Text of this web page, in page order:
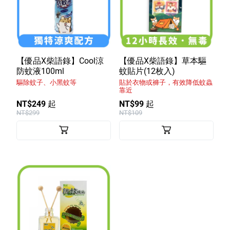
【優品X柴語錄】Cool涼
防蚊液100ml
驅除蚊子、小黑蚊等
NT$249 起
NT$299
【優品X柴語錄】草本驅
蚊貼片(12枚入)
貼於衣物或褲子，有效降低蚊蟲
靠近
NT$99 起
NT$109